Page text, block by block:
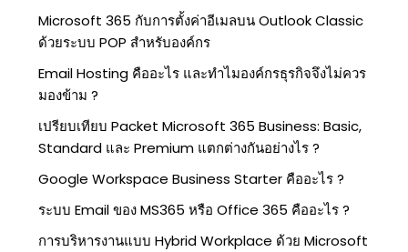
Microsoft 365 กับการตั้งค่าอีเมลบน Outlook Classic
ด้วยระบบ POP สำหรับองค์กร
Email Hosting คืออะไร และทำไมองค์กรธุรกิจจึงไม่ควร
มองข้าม ?
เปรียบเทียบ Packet Microsoft 365 Business: Basic,
Standard และ Premium แตกต่างกันอย่างไร ?
Google Workspace Business Starter คืออะไร ?
ระบบ Email ของ MS365 หรือ Office 365 คืออะไร ?
การบริหารงานแบบ Hybrid Workplace ด้วย Microsoft